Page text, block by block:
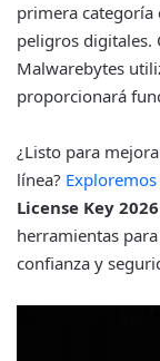
primera
peligros digitales.
Malwarebytes
proporcionará
¿Listo para
línea? Exploremos
License Key 2026
herramientas
confianza y